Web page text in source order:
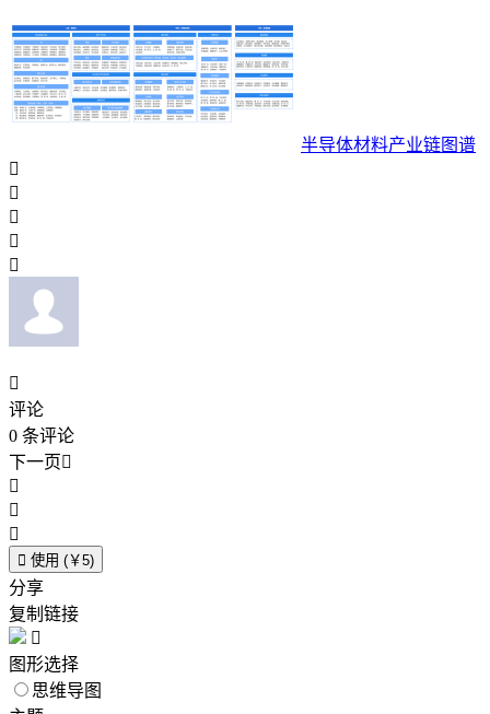
半导体材料产业链图谱






评论
0 条评论
下一页



 使用 (￥5)
分享
复制链接

图形选择
思维导图